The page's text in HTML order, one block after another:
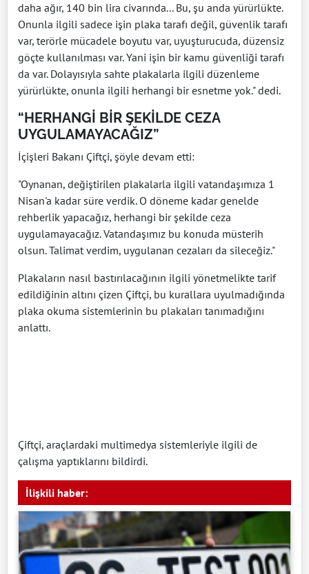
daha ağır, 140 bin lira civarında... Bu, şu anda yürürlükte.
Onunla ilgili sadece işin plaka tarafı değil, güvenlik tarafı
var, terörle mücadele boyutu var, uyuşturucuda, düzensiz
göçte kullanılması var. Yani işin bir kamu güvenliği tarafı
da var. Dolayısıyla sahte plakalarla ilgili düzenleme
yürürlükte, onunla ilgili herhangi bir esnetme yok." dedi.
“HERHANGİ BİR ŞEKİLDE CEZA
UYGULAMAYACAĞIZ”
İçişleri Bakanı Çiftçi, şöyle devam etti:
"Oynanan, değiştirilen plakalarla ilgili vatandaşımıza 1
Nisan'a kadar süre verdik. O döneme kadar genelde
rehberlik yapacağız, herhangi bir şekilde ceza
uygulamayacağız. Vatandaşımız bu konuda müsterih
olsun. Talimat verdim, uygulanan cezaları da sileceğiz."
Plakaların nasıl bastırılacağının ilgili yönetmelikte tarif
edildiğinin altını çizen Çiftçi, bu kurallara uyulmadığında
plaka okuma sistemlerinin bu plakaları tanımadığını
anlattı.
Çiftçi, araçlardaki multimedya sistemleriyle ilgili de
çalışma yaptıklarını bildirdi.
İlişkili haber: